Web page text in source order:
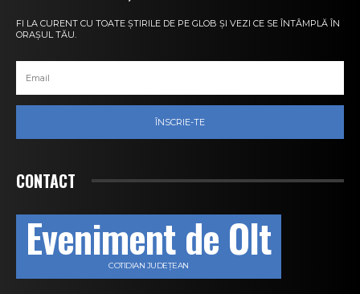
FI LA CURENT CU TOATE ȘTIRILE DE PE GLOB ȘI VEZI CE SE ÎNTÂMPLĂ ÎN
ORAȘUL TĂU.
ÎNSCRIE-TE
CONTACT
Eveniment de Olt
COTIDIAN JUDEȚEAN